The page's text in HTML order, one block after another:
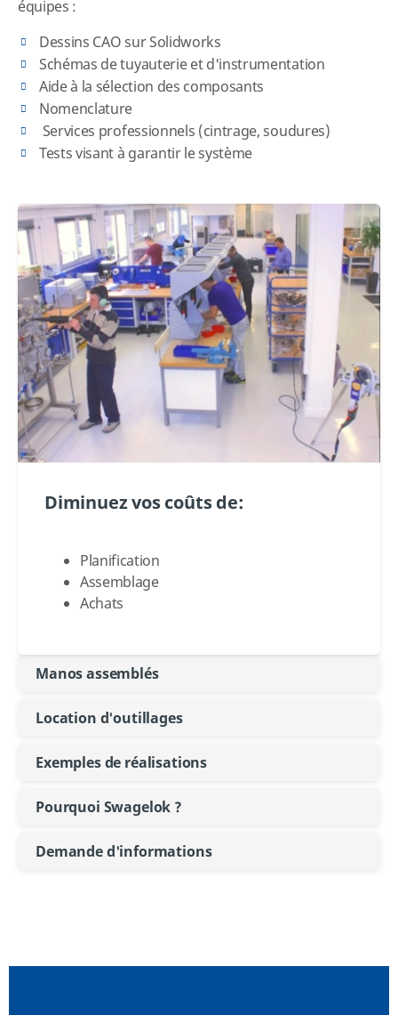
équipes :
Dessins CAO sur Solidworks
Schémas de tuyauterie et d'instrumentation
Aide à la sélection des composants
Nomenclature
Services professionnels (cintrage, soudures)
Tests visant à garantir le système
Diminuez vos coûts de:
Planification
Assemblage
Achats
Manos assemblés
Location d'outillages
Exemples de réalisations
Pourquoi Swagelok ?
Demande d'informations